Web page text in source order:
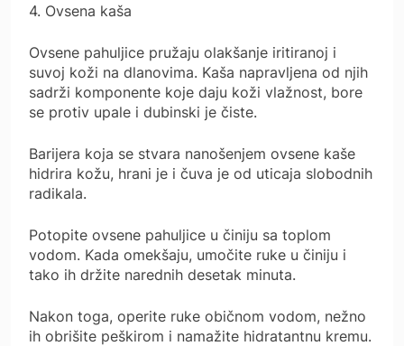
4. Ovsena kaša
Ovsene pahuljice pružaju olakšanje iritiranoj i
suvoj koži na dlanovima. Kaša napravljena od njih
sadrži komponente koje daju koži vlažnost, bore
se protiv upale i dubinski je čiste.
Barijera koja se stvara nanošenjem ovsene kaše
hidrira kožu, hrani je i čuva je od uticaja slobodnih
radikala.
Potopite ovsene pahuljice u činiju sa toplom
vodom. Kada omekšaju, umočite ruke u činiju i
tako ih držite narednih desetak minuta.
Nakon toga, operite ruke običnom vodom, nežno
ih obrišite peškirom i namažite hidratantnu kremu.